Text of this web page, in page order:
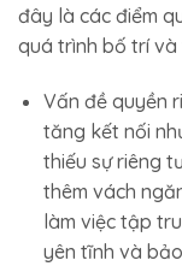
đây là các điểm
quá trình bố trí và
Vấn đề quyền
tăng kết nối
thiếu sự riêng
thêm vách
làm việc tập
yên tĩnh và